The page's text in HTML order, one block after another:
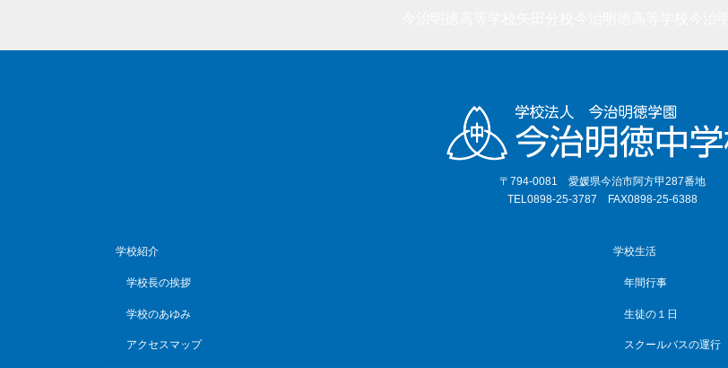
〒794-0081 愛媛県今治市阿方甲287番地
TEL0898-25-3787 FAX0898-25-6388
学校紹介
学校長の挨拶
学校のあゆみ
アクセスマップ
学校生活
年間行事
生徒の１日
スクールバスの運行